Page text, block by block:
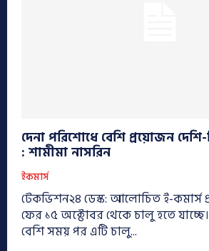
দেনা পরিশোধে বেশি প্রয়োজন দেশি-
: শামীমা নাসরিন
ইকমার্স
টেকভিশন২৪ ডেস্ক: আলোচিত ই-কমার্স
ফের ১৫ অক্টোবর থেকে চালু হতে যাচ্ছে। দীর্ঘ এক বছরের
বেশি সময় পর এটি চালু...